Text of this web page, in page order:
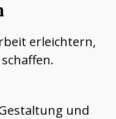
erleichtern,
und